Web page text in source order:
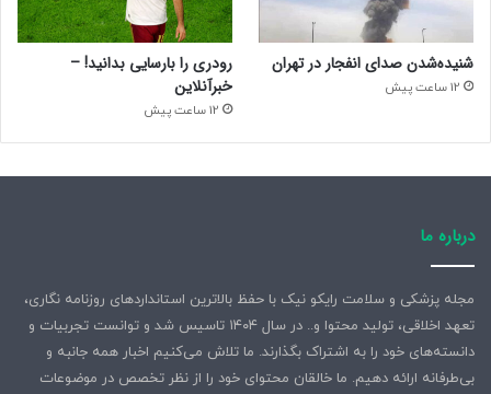
شنیده‌شدن صدای انفجار در تهران
12 ساعت پیش
رودری را بارسایی بدانید! –
خبرآنلاین
12 ساعت پیش
درباره ما
مجله پزشکی و سلامت رایکو نیک با حفظ بالاترین استانداردهای روزنامه نگاری،
تعهد اخلاقی، تولید محتوا و.. در سال ۱۴۰۴ تاسیس شد و توانست تجربیات و
دانسته‌های خود را به اشتراک بگذارند. ما تلاش می‌کنیم اخبار همه جانبه و
بی‌طرفانه ارائه دهیم. ما خالقان محتوای خود را از نظر تخصص در موضوعات